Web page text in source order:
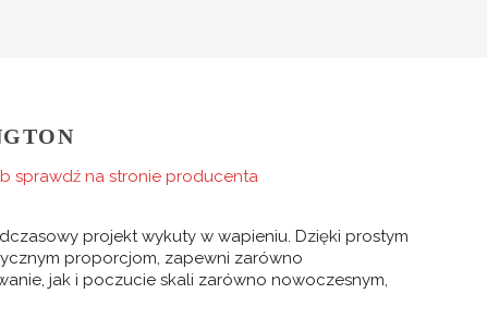
sprawdź na stronie producenta
projekt wykuty w wapieniu. Dzięki prostym
proporcjom, zapewni zarówno
jak i poczucie skali zarówno nowoczesnym,